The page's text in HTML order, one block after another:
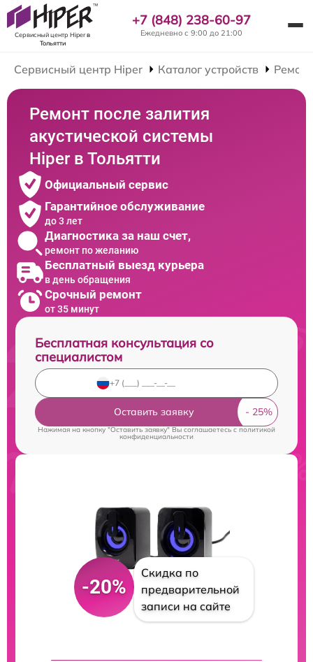
Сервисный центр Hiperв
Тольятти
+7 (848) 238-60-97
Ежедневно с 9:00 до 21:00
Сервисный центр Hiper Каталог устройств
Ремонт после залития
акустической системы
Hiper в Тольятти
Официальный сервис
Гарантийное обслуживание
до 3 лет
Диагностика за наш счет,
ремонт по желанию
Бесплатный выезд курьера
в день обращения
Срочный ремонт
от 35 минут
Бесплатная консультация со
специалистом
Оставить заявку
Нажимая на кнопку "Оставить заявку" Вы соглашаетесь cполитикой
конфиденциальности
-20%
Скидка по
предварительной
записи на сайте